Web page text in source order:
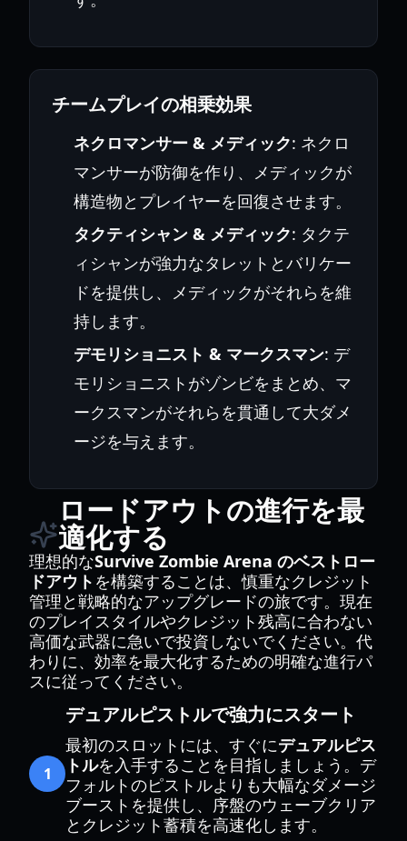
チームプレイの相乗効果
ネクロマンサー & メディック: ネクロ
マンサーが防御を作り、メディックが
構造物とプレイヤーを回復させます。
タクティシャン & メディック: タクテ
ィシャンが強力なタレットとバリケー
ドを提供し、メディックがそれらを維
持します。
デモリショニスト & マークスマン: デ
モリショニストがゾンビをまとめ、マ
ークスマンがそれらを貫通して大ダメ
ージを与えます。
ロードアウトの進行を最
適化する
理想的なSurvive Zombie Arena のベストロー
ドアウト を構築することは、慎重なクレジット
管理と戦略的なアップグレードの旅です。現在
のプレイスタイルやクレジット残高に合わない
高価な武器に急いで投資しないでください。代
わりに、効率を最大化するための明確な進行パ
スに従ってください。
1
デュアルピストルで強力にスタート
最初のスロットには、すぐにデュアルピス
トルを入手することを目指しましょう。デ
フォルトのピストルよりも大幅なダメージ
ブーストを提供し、序盤のウェーブクリア
とクレジット蓄積を高速化します。